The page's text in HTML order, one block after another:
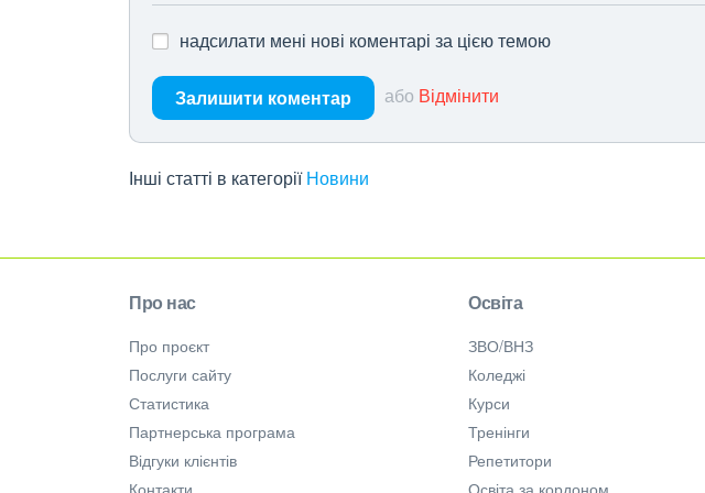
надсилати мені нові коментарі за цією темою
Залишити коментар або Відмінити
Інші статті в категорії Новини
Про нас
Про проєкт
Послуги сайту
Статистика
Партнерська програма
Відгуки клієнтів
Контакти
Освіта
ЗВО/ВНЗ
Коледжі
Курси
Тренінги
Репетитори
Освіта за кордоном